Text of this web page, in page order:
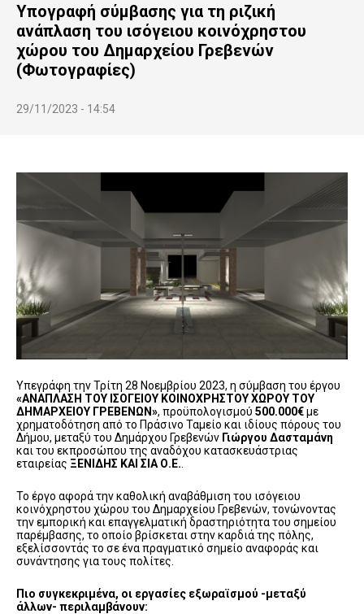
Υπογραφή σύμβασης για τη ριζική
ανάπλαση του ισόγειου κοινόχρηστου
χώρου του Δημαρχείου Γρεβενών
(Φωτογραφίες)
29/11/2023 - 14:54
Υπεγράφη την Τρίτη 28 Νοεμβρίου 2023, η σύμβαση του έργου
«ΑΝΑΠΛΑΣΗ ΤΟΥ ΙΣΟΓΕΙΟΥ ΚΟΙΝΟΧΡΗΣΤΟΥ ΧΩΡΟΥ ΤΟΥ
ΔΗΜΑΡΧΕΙΟΥ ΓΡΕΒΕΝΩΝ», προϋπολογισμού 500.000€με
χρηματοδότηση από το Πράσινο Ταμείο και ιδίους πόρους του
Δήμου, μεταξύ του Δημάρχου Γρεβενών Γιώργου Δασταμάνη
και του εκπροσώπου της αναδόχου κατασκευάστριας
εταιρείας ΞΕΝΙΔΗΣ ΚΑΙ ΣΙΑ Ο.Ε.
Το έργο αφορά την καθολική αναβάθμιση του ισόγειου
κοινόχρηστου χώρου του Δημαρχείου Γρεβενών, τονώνοντας
την εμπορική και επαγγελματική δραστηριότητα του σημείου
παρέμβασης, το οποίο βρίσκεται στην καρδιά της πόλης,
εξελίσσοντάς το σε ένα πραγματικό σημείο αναφοράς και
συνάντησης για τους πολίτες.
Πιο συγκεκριμένα, οι εργασίες εξωραϊσμού -μεταξύ
άλλων- περιλαμβάνουν: